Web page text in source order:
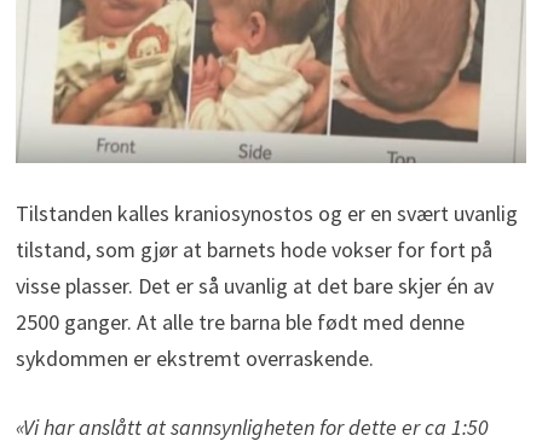
Tilstanden kalles kraniosynostos og er en svært uvanlig
tilstand, som gjør at barnets hode vokser for fort på
visse plasser. Det er så uvanlig at det bare skjer én av
2500 ganger. At alle tre barna ble født med denne
sykdommen er ekstremt overraskende.
«Vi har anslått at sannsynligheten for dette er ca 1:50